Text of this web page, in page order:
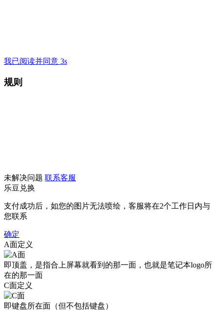
我已阅读并同意 3s
规则
未解决问题 联系客服
乐豆兑换
支付成功后，如您的图片无法喷绘，客服将在2个工作日内与
您联系
确定
A面定义
即顶盖，是指合上屏幕就看到的那一面，也就是笔记本logo所
在的那一面
C面定义
即键盘所在面（但不包括键盘）